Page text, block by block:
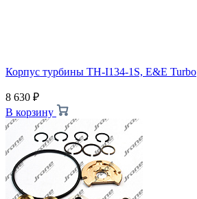
Корпус турбины TH-I134-1S, E&E Turbo
8 630 ₽
В корзину